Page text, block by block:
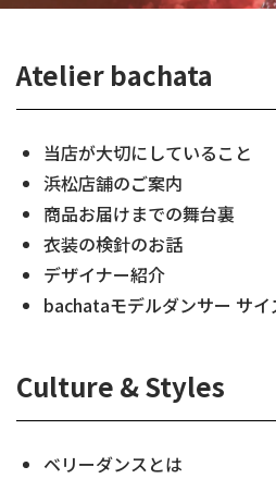
Atelier bachata
当店が大切にしていること
浜松店舗のご案内
商品お届けまでの舞台裏
衣装の検針のお話
デザイナー紹介
bachataモデルダンサー サイ
Culture & Styles
ベリーダンスとは